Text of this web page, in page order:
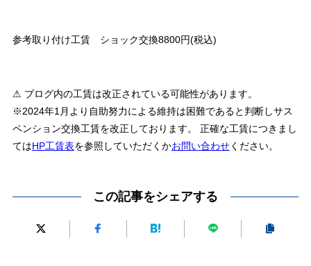
参考取り付け工賃 ショック交換8800円(税込)
⚠ ブログ内の工賃は改正されている可能性があります。
※2024年1月より自助努力による維持は困難であると判断しサス
ペンション交換工賃を改正しております。 正確な工賃につきまし
てはHP工賃表を参照していただくかお問い合わせください。
この記事をシェアする